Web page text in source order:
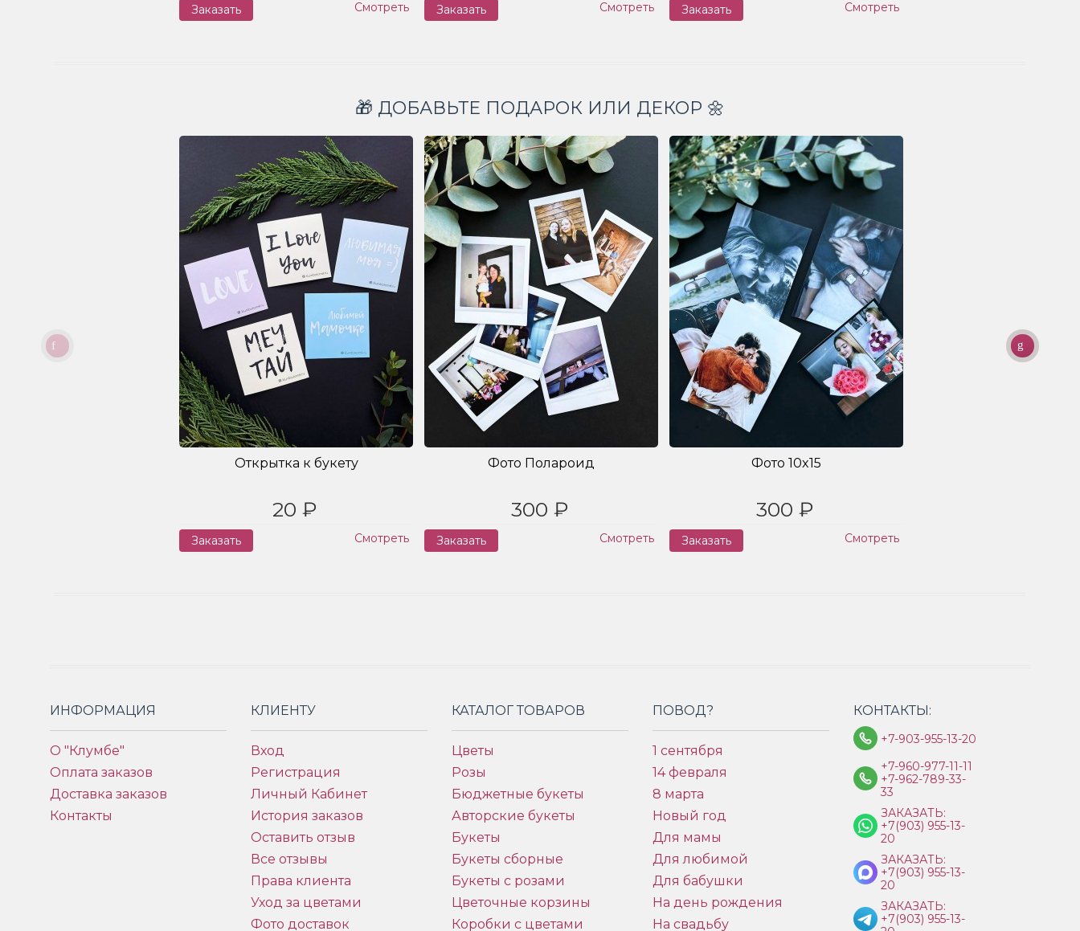
Заказать Смотреть Заказать Смотреть Заказать Смотреть
🎁 ДОБАВЬТЕ ПОДАРОК ИЛИ ДЕКОР 🌼
Открытка к букету
20 ₽
Заказать Смотреть
Фото Полароид
300 ₽
Заказать Смотреть
Фото 10x15
300 ₽
Заказать Смотреть
ИНФОРМАЦИЯ
О "Клумбе"
Оплата заказов
Доставка заказов
Контакты
КЛИЕНТУ
Вход
Регистрация
Личный Кабинет
История заказов
Оставить отзыв
Все отзывы
Права клиента
Уход за цветами
Фото доставок
КАТАЛОГ ТОВАРОВ
Цветы
Розы
Бюджетные букеты
Авторские букеты
Букеты
Букеты сборные
Букеты с розами
Цветочные корзины
Коробки с цветами
ПОВОД?
1 сентября
14 февраля
8 марта
Новый год
Для мамы
Для любимой
Для бабушки
На день рождения
На свадьбу
КОНТАКТЫ:
+7-903-955-13-20
+7-960-977-11-11
+7-962-789-33-
33
ЗАКАЗАТЬ:
+7(903) 955-13-
20
ЗАКАЗАТЬ:
+7(903) 955-13-
20
ЗАКАЗАТЬ:
+7(903) 955-13-